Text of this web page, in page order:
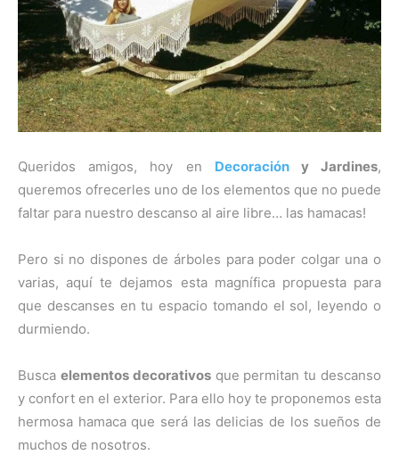
Queridos amigos, hoy en Decoracióny Jardines,
queremos ofrecerles uno de los elementos que no puede
faltar para nuestro descanso al aire libre… las hamacas!
Pero si no dispones de árboles para poder colgar una o
varias, aquí te dejamos esta magnífica propuesta para
que descanses en tu espacio tomando el sol, leyendo o
durmiendo.
Busca elementos decorativosque permitan tu descanso
y confort en el exterior. Para ello hoy te proponemos esta
hermosa hamaca que será las delicias de los sueños de
muchos de nosotros.